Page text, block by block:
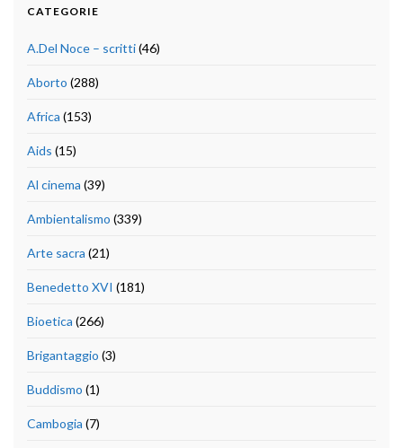
CATEGORIE
A.Del Noce – scritti(46)
Aborto (288)
Africa (153)
Aids (15)
Al cinema (39)
Ambientalismo (339)
Arte sacra (21)
Benedetto XVI (181)
Bioetica (266)
Brigantaggio (3)
Buddismo (1)
Cambogia (7)